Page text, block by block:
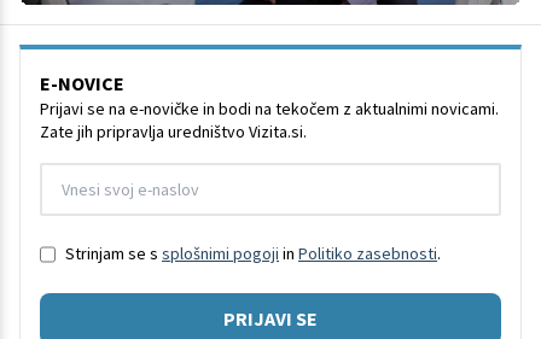
E-NOVICE
Prijavi se na e-novičke in bodi na tekočem z aktualnimi novicami.
Zate jih pripravlja uredništvo Vizita.si.
Strinjam se s splošnimi pogoji in Politiko zasebnosti.
PRIJAVI SE